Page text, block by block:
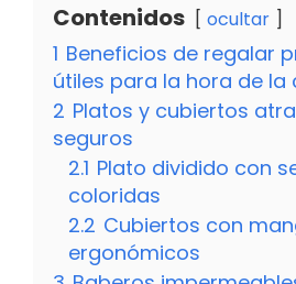
Contenidos ocultar
1 Beneficios de regalar
útiles para la hora de la
2 Platos y cubiertos
seguros
2.1 Plato dividido con
coloridas
2.2 Cubiertos con
ergonómicos